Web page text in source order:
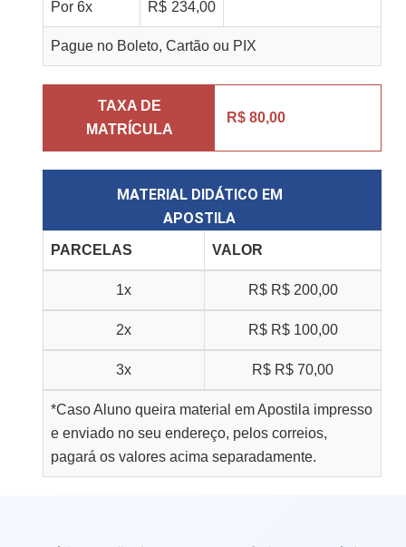
Por 6x R$ 234,00
Pague no Boleto, Cartão ou PIX
TAXA DE
MATRÍCULA
R$ 80,00
MATERIAL DIDÁTICO EM
APOSTILA
PARCELAS VALOR
1x R$ R$ 200,00
2x R$ R$ 100,00
3x R$ R$ 70,00
*Caso Aluno queira material em Apostila impresso
e enviado no seu endereço, pelos correios,
pagará os valores acima separadamente.